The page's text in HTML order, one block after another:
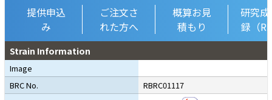
提供申込
み
ご注文さ
れた方へ
概算お見
積もり
研究
録（
Strain Information
Image
BRC No.
RBRC01117